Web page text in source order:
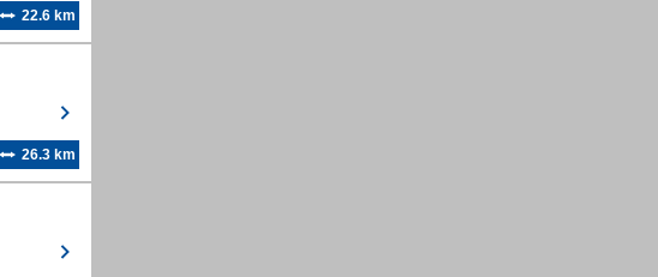
22.6 km
26.3 km